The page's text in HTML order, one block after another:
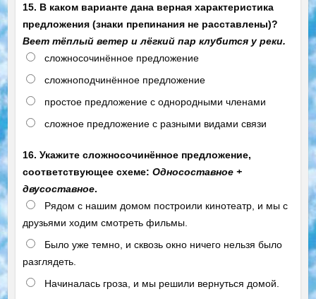
15. В каком варианте дана верная характеристика
предложения (знаки препинания не расставлены)?
Веет тёплый ветер и лёгкий пар клубится у реки.
сложносочинённое предложение
сложноподчинённое предложение
простое предложение с однородными членами
сложное предложение с разными видами связи
16. Укажите сложносочинённое предложение,
соответствующее схеме: Односоставное +
двусоставное.
Рядом с нашим домом построили кинотеатр, и мы с
друзьями ходим смотреть фильмы.
Было уже темно, и сквозь окно ничего нельзя было
разглядеть.
Начиналась гроза, и мы решили вернуться домой.